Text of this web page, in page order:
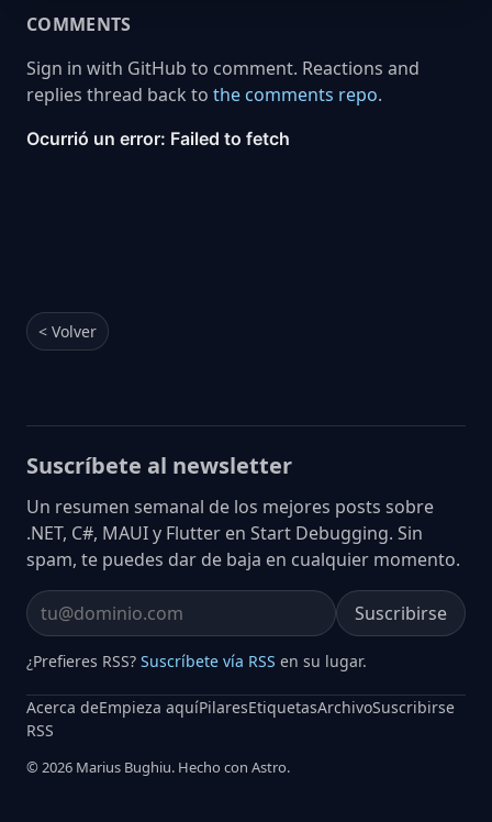
COMMENTS
Sign in with GitHub to comment. Reactions and
replies thread back to the comments repo.
< Volver
Suscríbete al newsletter
Un resumen semanal de los mejores posts sobre
.NET, C#, MAUI y Flutter en Start Debugging. Sin
spam, te puedes dar de baja en cualquier momento.
Email address Suscribirse
¿Prefieres RSS? Suscríbete vía RSS en su lugar.
Acerca deEmpieza aquíPilaresEtiquetasArchivoSuscribirse
RSS
© 2026 Marius Bughiu. Hecho con Astro.